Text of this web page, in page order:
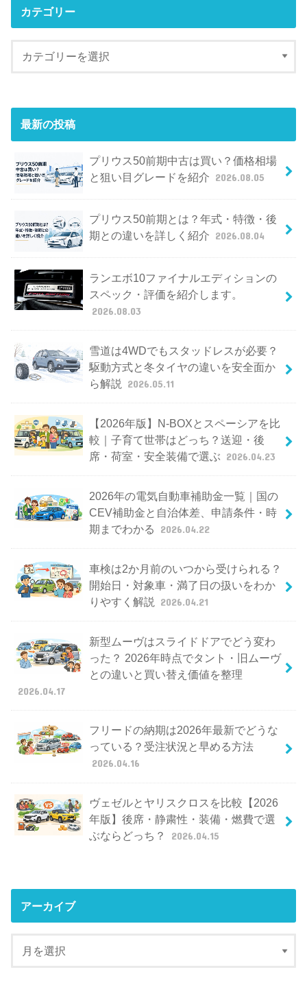
カテゴリー
最新の投稿
プリウス50前期中古は買い？価格相場
と狙い目グレードを紹介 2026.08.05
プリウス50前期とは？年式・特徴・後
期との違いを詳しく紹介 2026.08.04
ランエボ10ファイナルエディションの
スペック・評価を紹介します。
2026.08.03
雪道は4WDでもスタッドレスが必要？
駆動方式と冬タイヤの違いを安全面か
ら解説
2026.05.11
【2026年版】N-BOXとスペーシアを比
較｜子育て世帯はどっち？送迎・後
席・荷室・安全装備で選ぶ 2026.04.23
2026年の電気自動車補助金一覧｜国の
CEV補助金と自治体差、申請条件・時
期までわかる
2026.04.22
車検は2か月前のいつから受けられる？
開始日・対象車・満了日の扱いをわか
りやすく解説
2026.04.21
新型ムーヴはスライドドアでどう変わ
った？ 2026年時点でタント・旧ムーヴ
との違いと買い替え価値を整理
2026.04.17
フリードの納期は2026年最新でどうな
っている？受注状況と早める方法
2026.04.16
ヴェゼルとヤリスクロスを比較【2026
年版】後席・静粛性・装備・燃費で選
ぶならどっち？
2026.04.15
アーカイブ